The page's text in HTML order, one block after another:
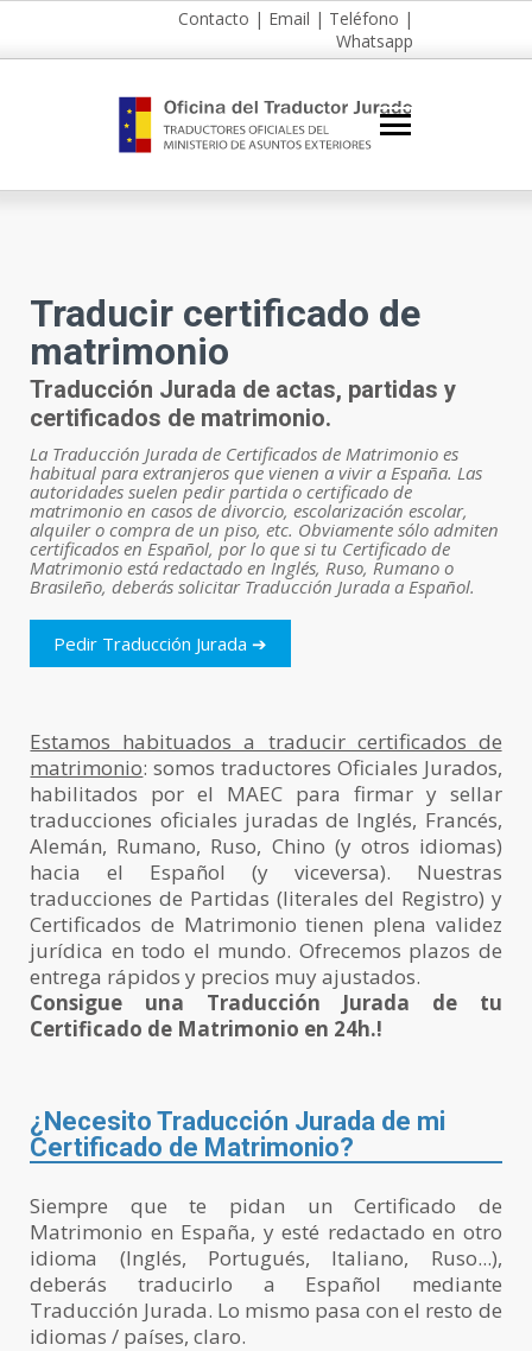
Contacto | Email | Teléfono |
Whatsapp
Traducir certificado de
matrimonio
Traducción Jurada de actas, partidas y
certificados de matrimonio.
La Traducción Jurada de Certificados de Matrimonio es
habitual para extranjeros que vienen a vivir a España. Las
autoridades suelen pedir partida o certificado de
matrimonio en casos de divorcio, escolarización escolar,
alquiler o compra de un piso, etc. Obviamente sólo admiten
certificados en Español, por lo que si tu Certificado de
Matrimonio está redactado en Inglés, Ruso, Rumano o
Brasileño, deberás solicitar Traducción Jurada a Español.
Pedir Traducción Jurada ➔
Estamos habituados a traducir certificados de
matrimonio: somos traductores Oficiales Jurados,
habilitados por el MAEC para firmar y sellar
traducciones oficiales juradas de Inglés, Francés,
Alemán, Rumano, Ruso, Chino (y otros idiomas)
hacia el Español (y viceversa). Nuestras
traducciones de Partidas (literales del Registro) y
Certificados de Matrimonio tienen plena validez
jurídica en todo el mundo. Ofrecemos plazos de
entrega rápidos y precios muy ajustados.
Consigue una Traducción Jurada de tu
Certificado de Matrimonio en 24h.!
¿Necesito Traducción Jurada de mi
Certificado de Matrimonio?
Siempre que te pidan un Certificado de
Matrimonio en España, y esté redactado en otro
idioma (Inglés, Portugués, Italiano, Ruso...),
deberás traducirlo a Español mediante
Traducción Jurada. Lo mismo pasa con el resto de
idiomas / países, claro.